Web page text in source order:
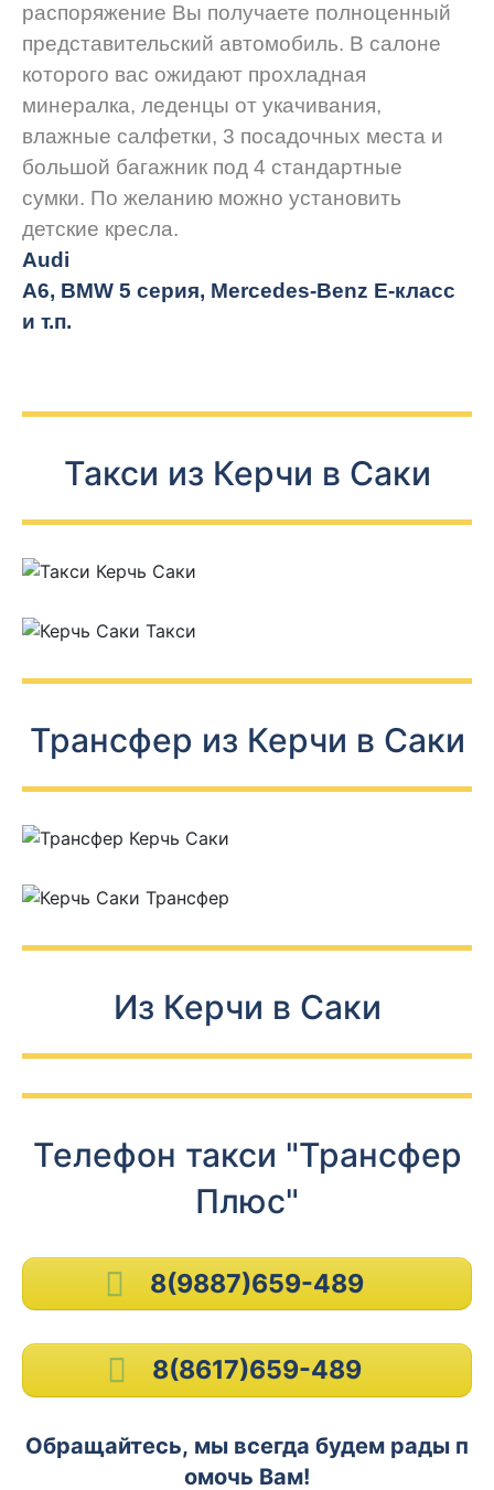
распоряжение Вы получаете полноценный
представительский автомобиль. В салоне
которого вас ожидают прохладная
минералка, леденцы от укачивания,
влажные салфетки, 3 посадочных места и
большой багажник под 4 стандартные
сумки. По желанию можно установить
детские кресла.
Audi
A6, BMW 5 серия, Mercedes-Benz E-класс
и т.п.
Такси из Керчи в Саки
Трансфер из Керчи в Саки
Из Керчи в Саки
Телефон такси "Трансфер
Плюс"
8(9887)659-489
8(8617)659-489
Обращайтесь, мы всегда будем рады п
омочь Вам!